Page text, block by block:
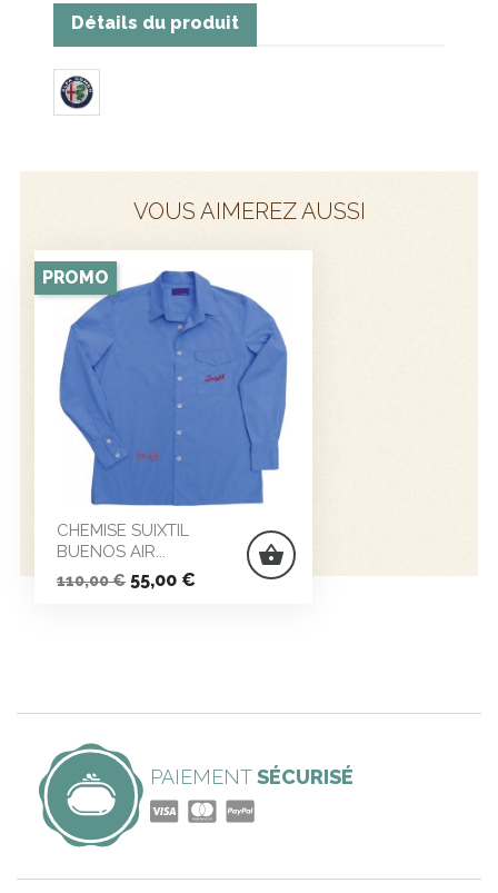
Détails du produit
VOUS AIMEREZ AUSSI
CHEMISE SUIXTIL
BUENOS AIR...
Prix
110,00 € Prix
55,00 €
shopping_basket
PROMO
PAIEMENTSÉCURISÉ